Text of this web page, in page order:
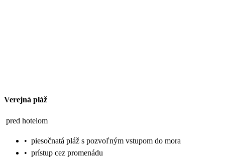
Verejná pláž
pred hotelom
• piesočnatá pláž s pozvoľným vstupom do mora
• prístup cez promenádu